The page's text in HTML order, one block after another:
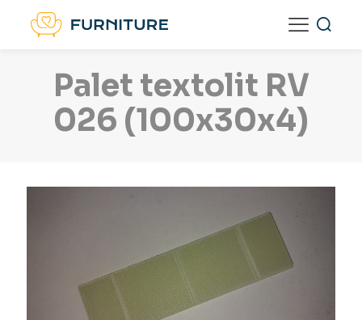
Palet textolit RV
026 (100x30x4)